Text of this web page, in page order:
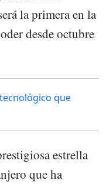
la primera en la
desde octubre
que
estrella
que ha